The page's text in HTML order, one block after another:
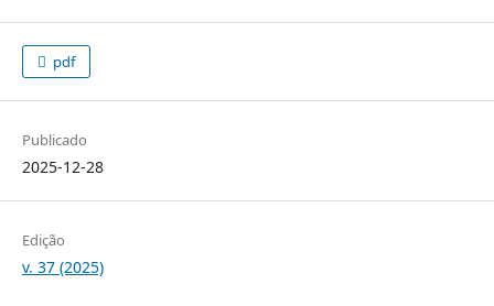
pdf
Publicado
2025-12-28
Edição
v. 37 (2025)